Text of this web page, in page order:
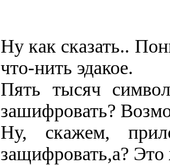
Ну как сказать..
что-нить эдакое.
Пять тысяч
зашифровать?
Ну, скажем,
защифровать,а?